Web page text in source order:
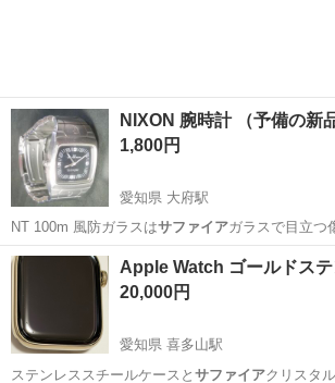
NIXON 腕時計 （予備の新
1,800円
愛知県 大府駅
NT 100m 風防ガラスはサファイアガラスで目立つ
腕…
愛知 大府市 靴/バッグ
Apple Watch ゴールドス
20,000円
愛知県 喜多山駅
ステンレススチールケースと サファイアクリスタ